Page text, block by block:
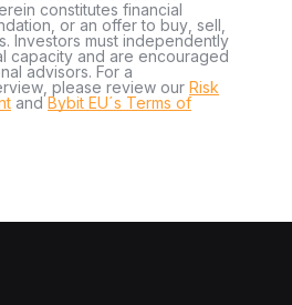
constitutes financial
or an offer to buy, sell,
Investors must independently
capacity and are encouraged
advisors. For a
please review our Risk
andBybit EU´s Terms of